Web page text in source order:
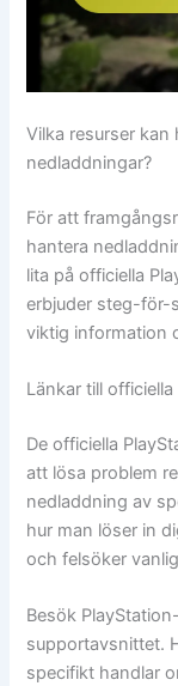
Vilka resurser
nedladdningar?
För att
hantera
lita på officiella
erbjuder steg-för-
viktig information
Länkar till
De officiella
att lösa problem
nedladdning av
hur man löser in
och felsöker
Besök
supportavsnittet.
specifikt handlar